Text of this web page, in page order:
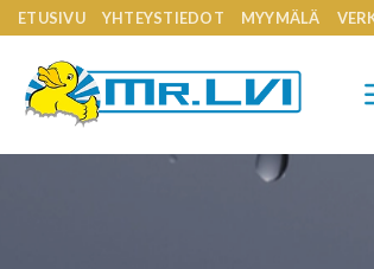
Skip
to
content
ETUSIVU YHTEYSTIEDOT MYYMÄLÄ